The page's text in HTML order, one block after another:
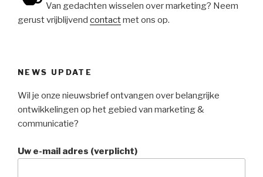
Van gedachten wisselen over marketing? Neem
gerust vrijblijvend contactmet ons op.
NEWS UPDATE
Wil je onze nieuwsbrief ontvangen over belangrijke
ontwikkelingen op het gebied van marketing &
communicatie?
Uw e-mail adres (verplicht)